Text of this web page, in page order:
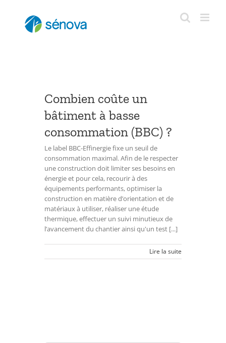
Combien coûte un
bâtiment à basse
consommation (BBC) ?
Le label BBC-Effinergie fixe un seuil de
consommation maximal. Afin de le respecter
une construction doit limiter ses besoins en
énergie et pour cela, recourir à des
équipements performants, optimiser la
construction en matière d’orientation et de
matériaux à utiliser, réaliser une étude
thermique, effectuer un suivi minutieux de
l’avancement du chantier ainsi qu'un test [...]
Lire la suite